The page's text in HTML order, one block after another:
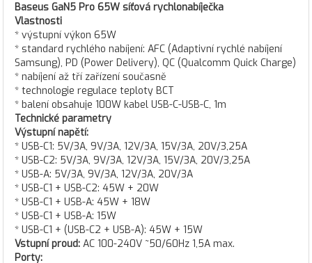
Baseus GaN5 Pro 65W síťová rychlonabíječka
Vlastnosti
* výstupní výkon 65W
* standard rychlého nabíjení: AFC (Adaptivní rychlé nabíjení
Samsung), PD (Power Delivery), QC (Qualcomm Quick Charge)
* nabíjení až tří zařízení současně
* technologie regulace teploty BCT
* balení obsahuje 100W kabel USB-C-USB-C, 1m
Technické parametry
Výstupní napětí:
* USB-C1: 5V/3A, 9V/3A, 12V/3A, 15V/3A, 20V/3,25A
* USB-C2: 5V/3A, 9V/3A, 12V/3A, 15V/3A, 20V/3,25A
* USB-A: 5V/3A, 9V/3A, 12V/3A, 20V/3A
* USB-C1 + USB-C2: 45W + 20W
* USB-C1 + USB-A: 45W + 18W
* USB-C1 + USB-A: 15W
* USB-C1 + (USB-C2 + USB-A): 45W + 15W
Vstupní proud: AC 100-240V ~50/60Hz 1,5A max.
Porty: